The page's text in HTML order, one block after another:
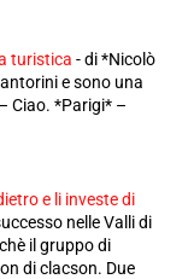
turistica -di *Nicolò
e sono una
Ciao. *Parigi* –
e li investe di
nelle Valli di
il gruppo di
di clacson. Due